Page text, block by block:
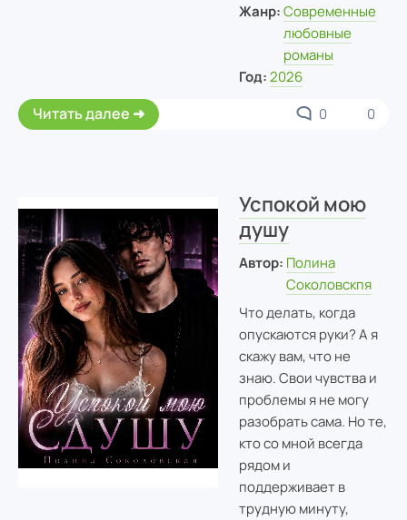
Жанр: Современные
любовные
романы
Год: 2026
Читать далее 0 0
Успокой мою
душу
Автор: Полина
Соколовскпя
Что делать, когда
опускаются руки? А я
скажу вам, что не
знаю. Свои чувства и
проблемы я не могу
разобрать сама. Но те,
кто со мной всегда
рядом и
поддерживает в
трудную минуту,